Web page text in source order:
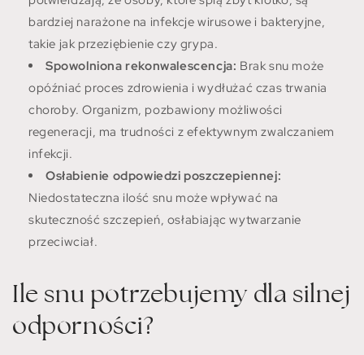
bardziej narażone na infekcje wirusowe i bakteryjne,
takie jak przeziębienie czy grypa.
Spowolniona rekonwalescencja: Brak snu może
opóźniać proces zdrowienia i wydłużać czas trwania
choroby. Organizm, pozbawiony możliwości
regeneracji, ma trudności z efektywnym zwalczaniem
infekcji.
Osłabienie odpowiedzi poszczepiennej:
Niedostateczna ilość snu może wpływać na
skuteczność szczepień, osłabiając wytwarzanie
przeciwciał.
Ile snu potrzebujemy dla silnej
odporności?